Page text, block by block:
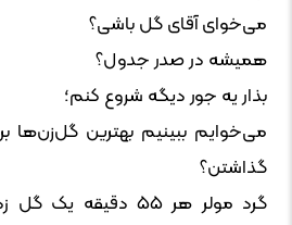
می‌خوای آقای گل باشی؟
همیشه در صدر جدول؟
بذار یه جور دیگه شروع کنم؛
می‌خوایم ببینیم بهترین گل‌زن‌ها
گذاشتن؟